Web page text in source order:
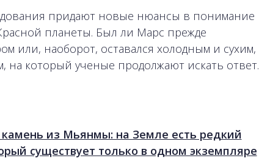
придают новые нюансы в понимание
планеты. Был ли Марс прежде
или, наоборот, оставался холодным и сухим,
на который ученые продолжают искать ответ.
из Мьянмы: на Земле есть редкий
существует только в одном экземпляре